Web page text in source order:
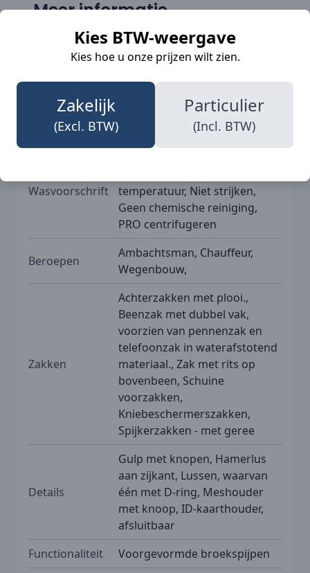
Kies BTW-weergave
Kies hoe u onze prijzen wilt zien.
Zakelijk
(Excl. BTW)
Particulier
(Incl. BTW)
Meer informatie
Norm
EN 14004, EN ISO 20471
Wasvoorschrift
temperatuur, Niet strijken,
Geen chemische reiniging,
PRO centrifugeren
Beroepen
Ambachtsman, Chauffeur,
Wegenbouw,
Zakken
Achterzakken met plooi.,
Beenzak met dubbel vak,
voorzien van pennenzak en
telefoonzak in waterafstotend
materiaal., Zak met rits op
bovenbeen, Schuine
voorzakken,
Kniebeschermerszakken,
Spijkerzakken - met geree
Details
Gulp met knopen, Hamerlus
aan zijkant, Lussen, waarvan
één met D-ring, Meshouder
met knoop, ID-kaarthouder,
afsluitbaar
Functionaliteit
Voorgevormde broekspijpen